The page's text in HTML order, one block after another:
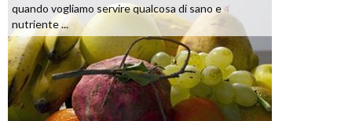
quando vogliamo servire qualcosa di sano e
nutriente ...